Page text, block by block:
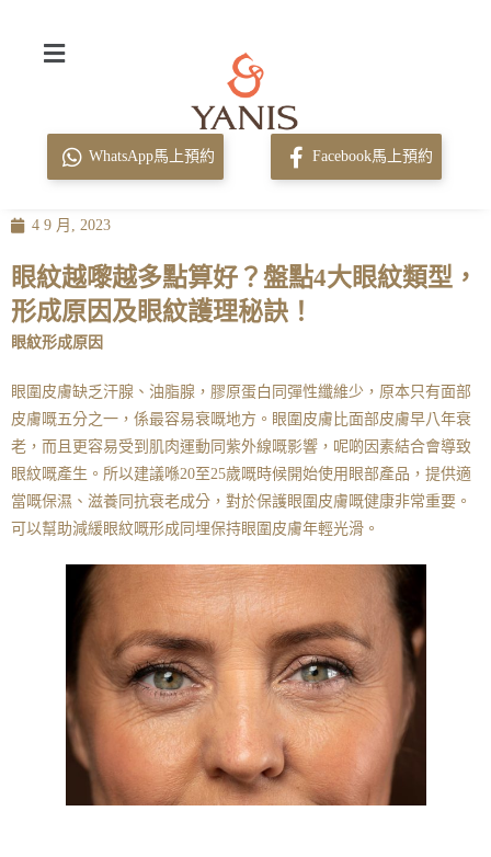
WhatsApp馬上預約 Facebook馬上預約
4 9 月, 2023
眼紋越嚟越多點算好？盤點4大眼紋類型，
形成原因及眼紋護理秘訣！
眼紋形成原因
眼圍皮膚缺乏汗腺、油脂腺，膠原蛋白同彈性纖維少，原本只有面部
皮膚嘅五分之一，係最容易衰嘅地方。眼圍皮膚比面部皮膚早八年衰
老，而且更容易受到肌肉運動同紫外線嘅影響，呢啲因素結合會導致
眼紋嘅產生。所以建議喺20至25歲嘅時候開始使用眼部產品，提供適
當嘅保濕、滋養同抗衰老成分，對於保護眼圍皮膚嘅健康非常重要。
可以幫助減緩眼紋嘅形成同埋保持眼圍皮膚年輕光滑。